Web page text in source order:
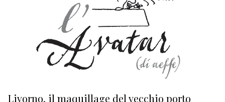
Livorno, il maquillage del vecchio porto